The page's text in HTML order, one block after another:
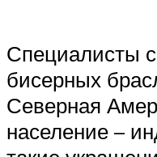
Специалисты
бисерных
Северная
население –